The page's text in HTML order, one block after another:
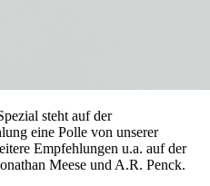
steht auf der
eine Polle von unserer
Empfehlungen u.a. auf der
Meese und A.R. Penck.